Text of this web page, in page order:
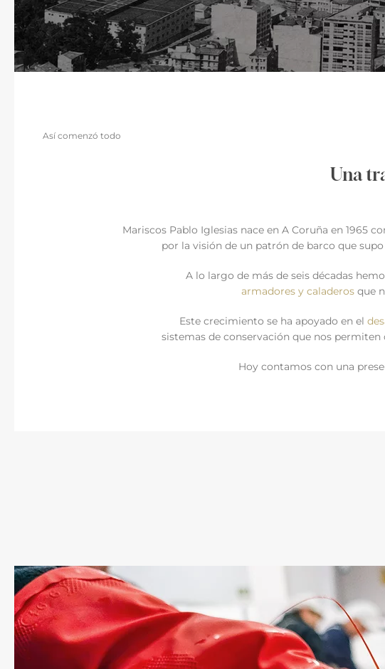
Así comenzó todo
Una
Mariscos Pablo Iglesias nace en A Coruña en 1965
por la visión de un patrón de barco que
A lo largo de más de seis décadas
armadores y caladerosque
Este crecimiento se ha apoyado en el
sistemas de conservación que nos
Hoy contamos con una